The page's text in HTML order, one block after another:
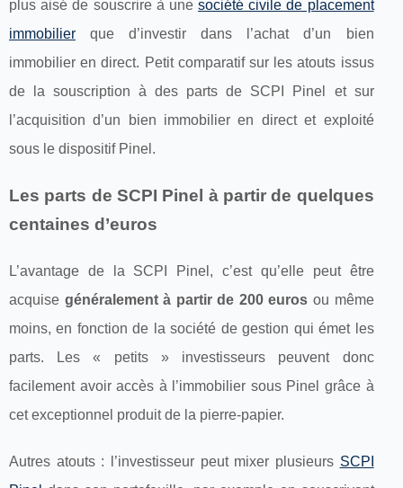
plus aisé de souscrire à unesociété civile de placement
immobilier que d’investir dans l’achat d’un bien
immobilier en direct. Petit comparatif sur les atouts issus
de la souscription à des parts de SCPI Pinel et sur
l’acquisition d’un bien immobilier en direct et exploité
sous le dispositif Pinel.
Les parts de SCPI Pinel à partir de quelques
centaines d’euros
L’avantage de la SCPI Pinel, c’est qu’elle peut être
acquise généralement à partir de 200 euros ou même
moins, en fonction de la société de gestion qui émet les
parts. Les « petits » investisseurs peuvent donc
facilement avoir accès à l’immobilier sous Pinel grâce à
cet exceptionnel produit de la pierre-papier.
Autres atouts : l’investisseur peut mixer plusieurs SCPI